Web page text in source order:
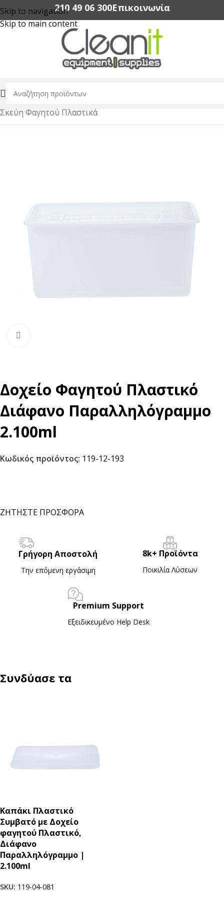
Skip to navigation
Skip to main content
210 49 06 300‬Επικοινωνία
Αρχική σελίδα/Συσκευασία Τροφίμων
Σκεύη Φαγητού Πλαστικά
Δοχείο Φαγητού Πλαστικό
Διάφανο Παραλληλόγραμμο
2.100ml
Κωδικός προϊόντος: 119-12-193
ΖΗΤΗΣΤΕ ΠΡΟΣΦΟΡΑ
Γρήγορη Αποστολή
Την επόμενη εργάσιμη
8k+ Προϊόντα
Ποικιλία Λύσεων
Premium Support
Εξειδικευμένο Ηelp Desk
Συνδύασε τα
Καπάκι Πλαστικό
Συμβατό με Δοχείο
φαγητού Πλαστικό,
Διάφανο
Παραλληλόγραμμο |
2.100ml
SKU: 119-04-081